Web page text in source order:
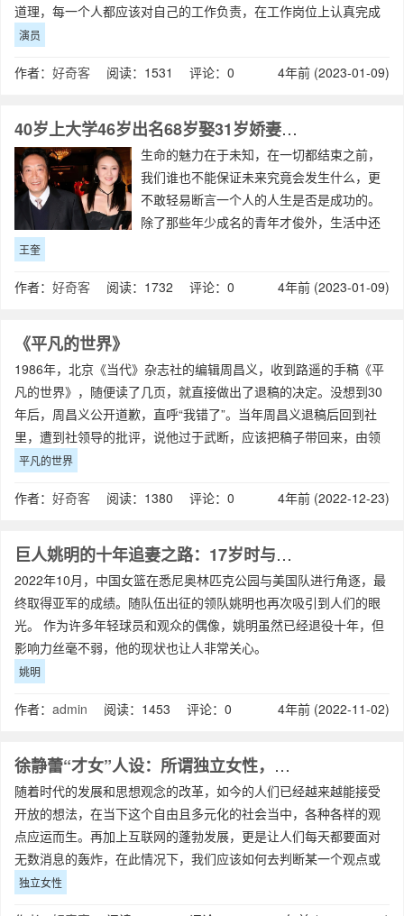
道理，每一个人都应该对自己的工作负责，在工作岗位上认真完成
任务。
演员
作者： 好奇客 阅读：1531 评论：0 4年前 (2023-01-09)
40岁上大学46岁出名68岁娶31岁娇妻70岁生儿子，他有多厉害？
生命的魅力在于未知，在一切都结束之前，
我们谁也不能保证未来究竟会发生什么，更
不敢轻易断言一个人的人生是否是成功的。
除了那些年少成名的青年才俊外，生活中还
荣出演过许多经典的作品，《车间主任》、
王奎
作者： 好奇客 阅读：1732 评论：0 4年前 (2023-01-09)
《平凡的世界》
1986年，北京《当代》杂志社的编辑周昌义，收到路遥的手稿《平
凡的世界》，随便读了几页，就直接做出了退稿的决定。没想到30
年后，周昌义公开道歉，直呼“我错了”。当年周昌义退稿后回到社
里，遭到社领导的批评，说他过于武断，应该把稿子带回来，由领
导来退比较妥当。领导会这样说，
平凡的世界
作者： 好奇客 阅读：1380 评论：0 4年前 (2022-12-23)
巨人姚明的十年追妻之路：17岁时与妻子叶莉相遇
2022年10月，中国女篮在悉尼奥林匹克公园与美国队进行角逐，最
终取得亚军的成绩。随队伍出征的领队姚明也再次吸引到人们的眼
光。 作为许多年轻球员和观众的偶像，姚明虽然已经退役十年，但
影响力丝毫不弱，他的现状也让人非常关心。
姚明
作者： admin 阅读：1453 评论：0 4年前 (2022-11-02)
徐静蕾“才女”人设：所谓独立女性，不过是精致利己
随着时代的发展和思想观念的改革，如今的人们已经越来越能接受
开放的想法，在当下这个自由且多元化的社会当中，各种各样的观
点应运而生。再加上互联网的蓬勃发展，更是让人们每天都要面对
无数消息的轰炸，在此情况下，我们应该如何去判断某一个观点或
是某一条信息是否可信呢？这个问题并无标
独立女性